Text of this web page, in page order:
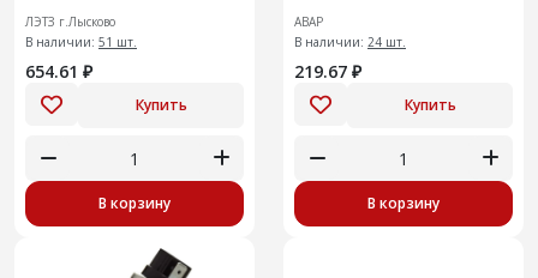
ЛЭТЗ г.Лысково
В наличии: 51 шт.
654.61 ₽
Купить
В корзину
АВАР
В наличии: 24 шт.
219.67 ₽
Купить
В корзину